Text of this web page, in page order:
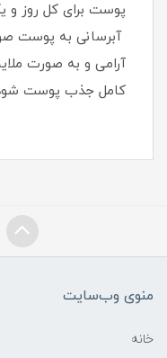
پوست برای کل روز و
آبرسانی به پوست
آرامی و به صورت
کامل جذب پوست
منوی وب‌سایت
خانه